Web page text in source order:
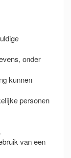
onder
kunnen
personen
van een